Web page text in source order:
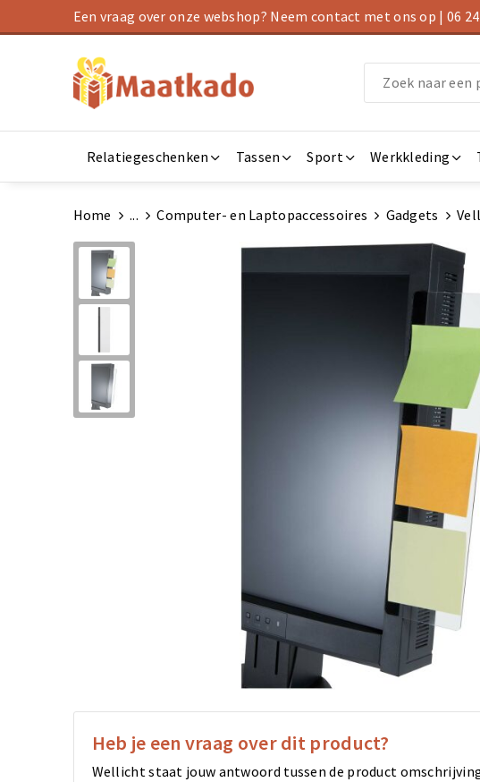
Een vraag over onze webshop? Neem contact met ons op | 06
Relatiegeschenken Tassen Sport Werkkleding
Home ... Computer- en Laptopaccessoires Gadgets
Heb je een vraag over dit product?
Wellicht staat jouw antwoord tussen de product